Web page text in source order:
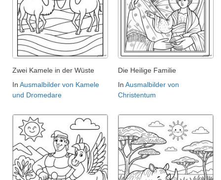
Zwei Kamele in der Wüste
In Ausmalbilder von Kamele
und Dromedare
Die Heilige Familie
In Ausmalbilder von
Christentum